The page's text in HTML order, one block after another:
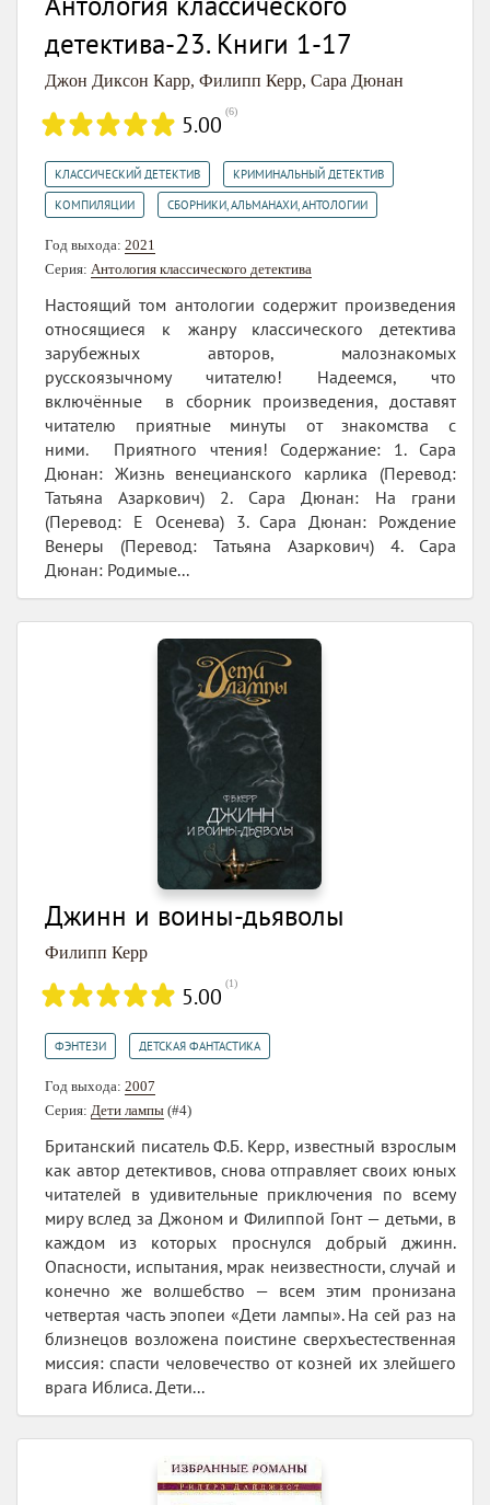
детектива-23. Книги 1-17
Джон Диксон Карр, Филипп Керр, Сара Дюнан
5.00 (6)
КЛАССИЧЕСКИЙ ДЕТЕКТИВ КРИМИНАЛЬНЫЙ ДЕТЕКТИВ
КОМПИЛЯЦИИ СБОРНИКИ, АЛЬМАНАХИ, АНТОЛОГИИ
Год выхода: 2021
Серия: Антология классического детектива
Настоящий том антологии содержит произведения
относящиеся к жанру классического детектива
зарубежных авторов, малознакомых
русскоязычному читателю! Надеемся, что
включённые в сборник произведения, доставят
читателю приятные минуты от знакомства с
ними. Приятного чтения! Содержание: 1. Сара
Дюнан: Жизнь венецианского карлика (Перевод:
Татьяна Азаркович) 2. Сара Дюнан: На грани
(Перевод: Е Осенева) 3. Сара Дюнан: Рождение
Венеры (Перевод: Татьяна Азаркович) 4. Сара
Дюнан: Родимые...
Джинн и воины-дьяволы
Филипп Керр
5.00 (1)
ФЭНТЕЗИ ДЕТСКАЯ ФАНТАСТИКА
Год выхода: 2007
Серия: Дети лампы (#4)
Британский писатель Ф.Б. Керр, известный взрослым
как автор детективов, снова отправляет своих юных
читателей в удивительные приключения по всему
миру вслед за Джоном и Филиппой Гонт — детьми, в
каждом из которых проснулся добрый джинн.
Опасности, испытания, мрак неизвестности, случай и
конечно же волшебство — всем этим пронизана
четвертая часть эпопеи «Дети лампы». На сей раз на
близнецов возложена поистине сверхъестественная
миссия: спасти человечество от козней их злейшего
врага Иблиса. Дети...